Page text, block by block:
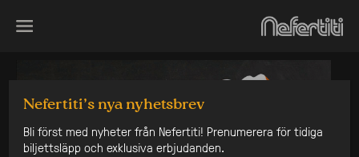
Nefertiti’s nya nyhetsbrev
Bli först med nyheter från Nefertiti! Prenumerera för tidiga
biljettsläpp och exklusiva erbjudanden.